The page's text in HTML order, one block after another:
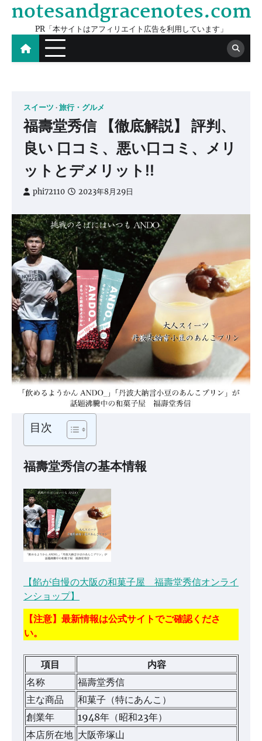
Skip
content
notesandgracenotes.com
PR「本サイトはアフィリエイト広告を利用しています」
スイーツ 旅行・グルメ
福壽堂秀信 【徹底解説】 評判、
良い 口コミ、悪い口コミ、メリ
ットとデメリット!!
phi72110 2023年8月29日
目次
福壽堂秀信の基本情報
【餡が自慢の大阪の和菓子屋 福壽堂秀信オンライ
ンショップ】
【注意】最新情報は公式サイトでご確認くださ
い。
項目
内容
名称
福壽堂秀信
主な商品
和菓子（特にあんこ）
創業年
1948年（昭和23年）
本店所在地 大阪帝塚山